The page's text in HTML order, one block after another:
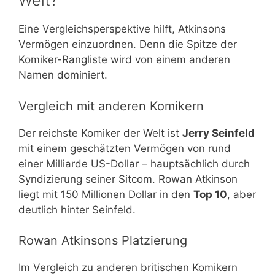
Eine Vergleichsperspektive hilft, Atkinsons
Vermögen einzuordnen. Denn die Spitze der
Komiker-Rangliste wird von einem anderen
Namen dominiert.
Vergleich mit anderen Komikern
Der reichste Komiker der Welt ist Jerry Seinfeld
mit einem geschätzten Vermögen von rund
einer Milliarde US-Dollar – hauptsächlich durch
Syndizierung seiner Sitcom. Rowan Atkinson
liegt mit 150 Millionen Dollar in den Top 10, aber
deutlich hinter Seinfeld.
Rowan Atkinsons Platzierung
Im Vergleich zu anderen britischen Komikern